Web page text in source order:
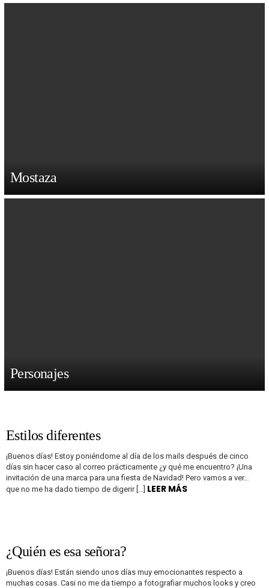
Mostaza
Personajes
ARTÍCULOS
Estilos diferentes
¡Buenos días! Estoy poniéndome al día de los mails después de cinco
días sin hacer caso al correo prácticamente ¿y qué me encuentro? ¡Una
invitación de una marca para una fiesta de Navidad! Pero vamos a ver…
que no me ha dado tiempo de digerir […] LEER MÁS
¿Quién es esa señora?
¡Buenos días! Están siendo unos días muy emocionantes respecto a
muchas cosas. Casi no me da tiempo a fotografiar muchos looks y creo